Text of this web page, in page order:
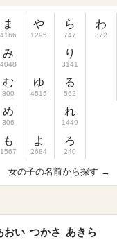
ま
4166
み
4048
む
800
め
306
も
1567
や
1295
ゆ
4515
よ
2684
ら
747
り
3141
る
562
れ
1449
ろ
240
わ
372
女の子の名前から探す →
おい つかさ あきら